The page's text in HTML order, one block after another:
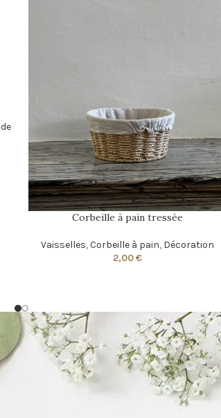
Corbeille à pain tressée
Vaisselles,Corbeille à pain, Décoration
2,00€